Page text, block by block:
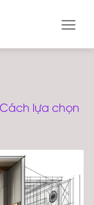
Cách lựa chọn